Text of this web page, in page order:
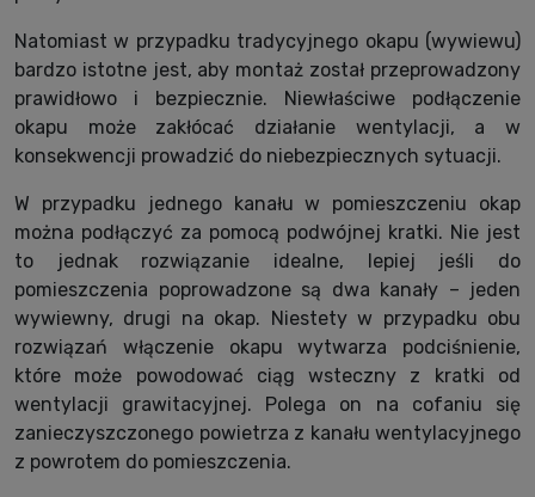
Natomiast w przypadku tradycyjnego okapu (wywiewu)
bardzo istotne jest, aby montaż został przeprowadzony
prawidłowo i bezpiecznie. Niewłaściwe podłączenie
okapu może zakłócać działanie wentylacji, a w
konsekwencji prowadzić do niebezpiecznych sytuacji.
W przypadku jednego kanału w pomieszczeniu okap
można podłączyć za pomocą podwójnej kratki. Nie jest
to jednak rozwiązanie idealne, lepiej jeśli do
pomieszczenia poprowadzone są dwa kanały – jeden
wywiewny, drugi na okap. Niestety w przypadku obu
rozwiązań włączenie okapu wytwarza podciśnienie,
które może powodować ciąg wsteczny z kratki od
wentylacji grawitacyjnej. Polega on na cofaniu się
zanieczyszczonego powietrza z kanału wentylacyjnego
z powrotem do pomieszczenia.